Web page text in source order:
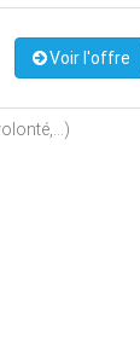
Voir l'offre